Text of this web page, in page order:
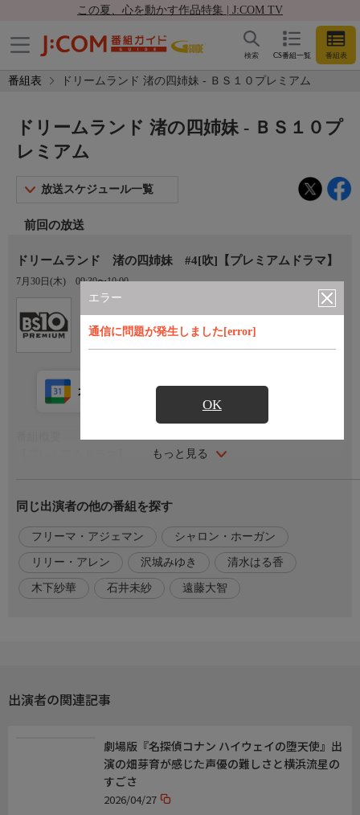
この夏、心を動かす作品特集 | J:COM TV
CS番組一覧 番組表
検索
番組表 ドリームランド 渚の四姉妹 - ＢＳ１０プレミアム
エラー
通信に問題が発生しました[error]
OK
ドリームランド 渚の四姉妹 - ＢＳ１０プ
レミアム
放送スケジュール一覧
前回の放送
ドリームランド 渚の四姉妹 #4[吹]【プレミアムドラマ】
7月30日(木) 09:30〜10:00
もっと見る
カレンダー登録 アプリ視聴
今作がテレビ初出演となるポップ歌手のリリー・アレンと『ドク
ター・フー』のフリーマ・アジェマン主演で、シャロン・ホーガ
ン(『バッド・シスターズ』)による短編をもとにしたコメディド
ラマ。海辺の町マーゲイトを舞台に、四姉妹一家の日常生活、恋
愛、夢、嘘、秘密、悩みをカラフルでポップな映像と共に描く。
女性中心のキャストで、自分らしく生きる女性たちにエールを送
フリーマ・アジェマン(木下紗華)
ギャビー・ベスト(清水はる香)
エイミー=フィオン・エドワーズ(石井未紗)
キール・スミス=バイノー(遠藤大智)
同じ出演者の他の番組を探す
フリーマ・アジェマン シャロン・ホーガン
リリー・アレン 沢城みゆき 清水はる香
木下紗華 石井未紗 遠藤大智
出演者の関連記事
劇場版『名探偵コナン ハイウェイの堕天使』出
演の畑芽育が感じた声優の難しさと横浜流星の
すごさ
2026/04/27